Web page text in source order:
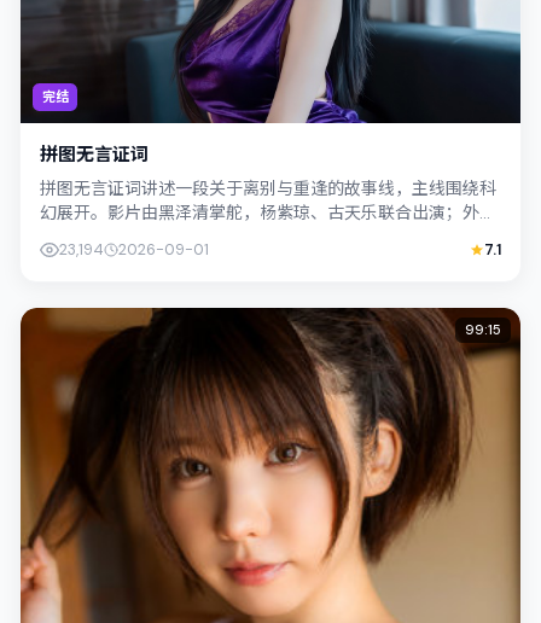
完结
拼图无言证词
拼图无言证词讲述一段关于离别与重逢的故事线，主线围绕科
幻展开。影片由黑泽清掌舵，杨紫琼、古天乐联合出演；外景
23,194 2026-09-01 7.1
99:15